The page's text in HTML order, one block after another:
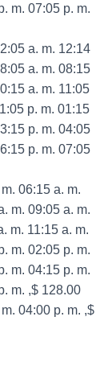
m. 07:05 p. m.
a. m. 12:14
a. m. 08:15
a. m. 11:05
p. m. 01:15
p. m. 04:05
p. m. 07:05
06:15 a. m.
m. 09:05 a. m.
m. 11:15 a. m.
m. 02:05 p. m.
m. 04:15 p. m.
m. ,$ 128.00
04:00 p. m. ,$